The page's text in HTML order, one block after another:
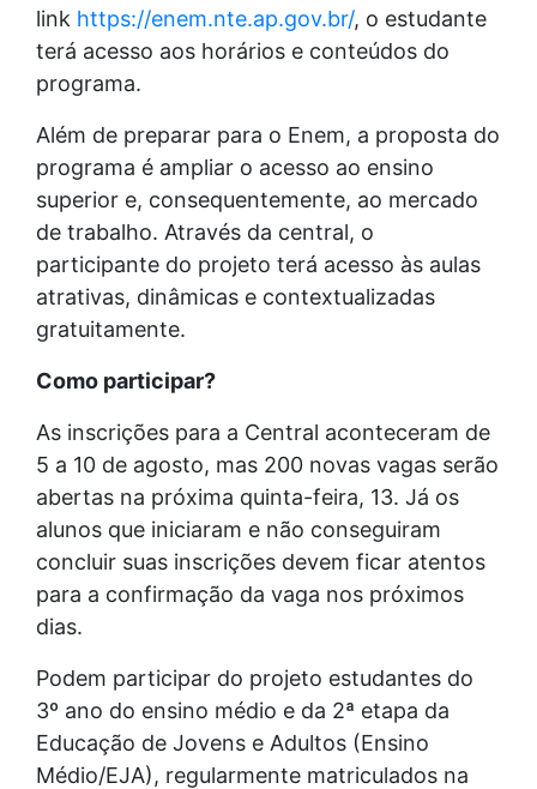
link https://enem.nte.ap.gov.br/, o estudante
terá acesso aos horários e conteúdos do
programa.
Além de preparar para o Enem, a proposta do
programa é ampliar o acesso ao ensino
superior e, consequentemente, ao mercado
de trabalho. Através da central, o
participante do projeto terá acesso às aulas
atrativas, dinâmicas e contextualizadas
gratuitamente.
Como participar?
As inscrições para a Central aconteceram de
5 a 10 de agosto, mas 200 novas vagas serão
abertas na próxima quinta-feira, 13. Já os
alunos que iniciaram e não conseguiram
concluir suas inscrições devem ficar atentos
para a confirmação da vaga nos próximos
dias.
Podem participar do projeto estudantes do
3º ano do ensino médio e da 2ª etapa da
Educação de Jovens e Adultos (Ensino
Médio/EJA), regularmente matriculados na